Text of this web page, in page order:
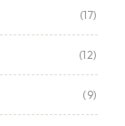
(17)
(12)
(9)